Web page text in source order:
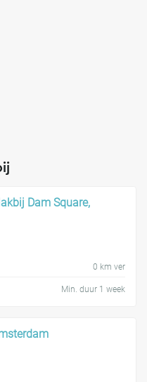
Dam Square,
0 km ver
Min. duur 1 week